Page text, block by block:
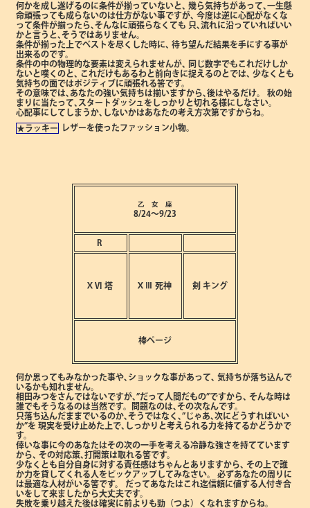
何かを成し遂げるのに条件が揃っていないと､ 幾ら気持ちがあって､一生懸
命頑張っても成らないのは仕方がない事ですが､ 今度は逆に心配がなくな
って条件が揃ったら､そんなに頑張らなくても 只､流れに沿っていればいい
かと言うと､そうではありません。
条件が揃った上でベストを尽くした時に､ 待ち望んだ結果を手にする事が
出来るのです。
条件の中の物理的な要素は変えられませんが､
同じ数字でもこれだけしか
ないと嘆くのと､
これだけもあるわと前向きに捉えるのとでは､ 少なくとも
気持ちの面ではポジティブに頑張れる筈です。
その意味では､あなたの強い気持ちは揃いますから､後はやるだけ。
秋の始
まりに当たって､スタートダッシュをしっかりと切れる様にしなさい。
心配事にしてしまうか､しないかはあなたの考え方次第ですからね。
★ラッキー
レザーを使ったファッション小物。
乙 女 座
8/24～9/23
R
ⅩⅥ 塔 ⅩⅢ 死神 剣 キング
棒ページ
何か思ってもみなかった事や､ショックな事があって､ 気持ちが落ち込んで
いるかも知れません。
相田みつをさんではないですが､”だって人間だもの”ですから､ そんな時は
誰でもそうなるのは当然です。問題なのは､その次なんです。
只落ち込んだままでいるのか､そうではなく､”じゃあ､次にどうすればいい
か”を 現実を受け止めた上で､しっかりと考えられる力を持てるかどうかで
す。
倖いな事に今のあなたはその次の一手を考える冷静な強さを持てています
から､ その対応策､打開策は取れる筈です。
少なくとも自分自身に対する責任感はちゃんとありますから､ その上で誰
か力を貸してくれる人をピックアップしてみなさい。
必ずあなたの周りに
は最適な人材がいる筈です。
だってあなたはこれ迄信頼に値する人付き合
いをして来ましたから大丈夫です。
失敗を乗り越えた後は確実に前よりも勁（つよ）くなれますからね。